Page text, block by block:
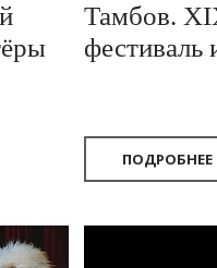
Тамбов.
ПОДРОБНЕЕ